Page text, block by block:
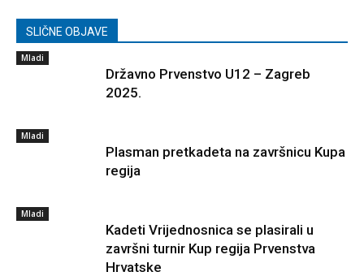
SLIČNE OBJAVE
Mladi
Državno Prvenstvo U12 – Zagreb
2025.
Mladi
Plasman pretkadeta na završnicu Kupa
regija
Mladi
Kadeti Vrijednosnica se plasirali u
završni turnir Kup regija Prvenstva
Hrvatske